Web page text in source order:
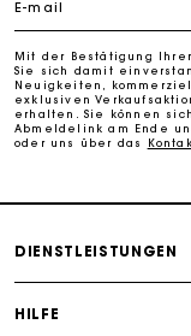
Die Maje-
E-mail
Mit der Bestätigung
Sie sich damit
Neuigkeiten,
exklusiven
erhalten. Sie können
Abmeldelink am Ende
oder uns über das
DIENSTLEISTUNGEN
HILFE